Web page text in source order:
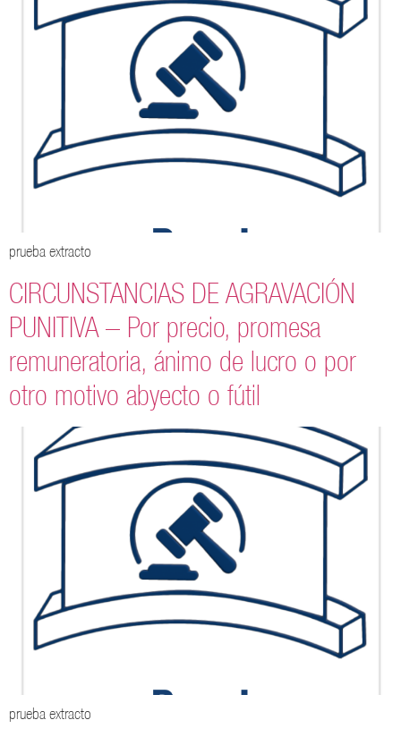
prueba extracto
CIRCUNSTANCIAS DE AGRAVACIÓN
PUNITIVA – Por precio, promesa
remuneratoria, ánimo de lucro o por
otro motivo abyecto o fútil
prueba extracto